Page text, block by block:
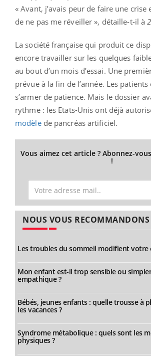
« Avant, j’avais peur de faire une
de ne pas me réveiller », détaille-t-il à
La société française qui produit ce
encore travailler sur les quelques
au bout d’un mois d’essai. Une
prévue à la fin de l’année. Les
s’armer de patience. Mais le dossier
rythme : les Etats-Unis ont déjà
modèlede pancréas artificiel.
Vous aimez cet article ? Abonnez-
!
NOUS VOUS RECOMMANDONS
Les troubles du sommeil modifient votre
Mon enfant est-il trop sensible ou
empathique ?
Bébés, jeunes enfants : quelle trousse à
les vacances ?
Syndrome métabolique : quels sont les
physiques ?